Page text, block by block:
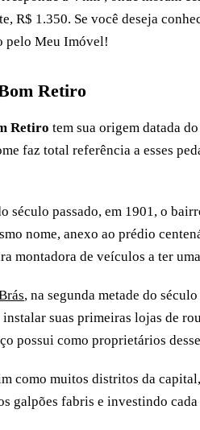
R$ 1.350. Se você deseja
pelo Meu Imóvel!
Retiro
Retiro tem sua origem datada
faz total referência a esses
século passado, em 1901, o
nome, anexo ao prédio
montadora de veículos a ter
, na segunda metade do
suas primeiras lojas de
possui como proprietários
como muitos distritos da
galpões fabris e investindo